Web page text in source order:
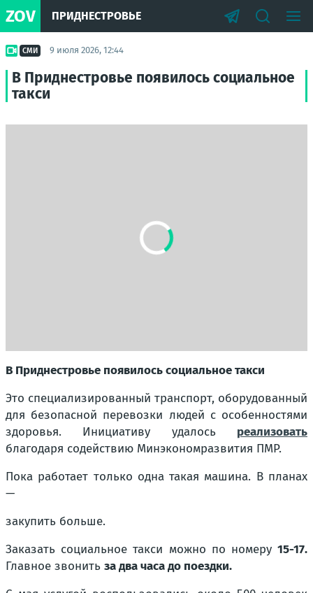
ZOV ПРИДНЕСТРОВЬЕ
СМИ 9 июля 2026, 12:44
В Приднестровье появилось социальное
такси
В Приднестровье появилось социальное такси
Это специализированный транспорт, оборудованный
для безопасной перевозки людей с особенностями
здоровья. Инициативу удалось реализовать
благодаря содействию Минэкономразвития ПМР.
Пока работает только одна такая машина. В планах
—
закупить больше.
Заказать социальное такси можно по номеру 15-17.
Главное звонить за два часа до поездки.